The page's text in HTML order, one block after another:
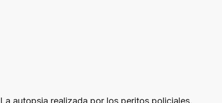
La autopsia realizada por los peritos policiales,